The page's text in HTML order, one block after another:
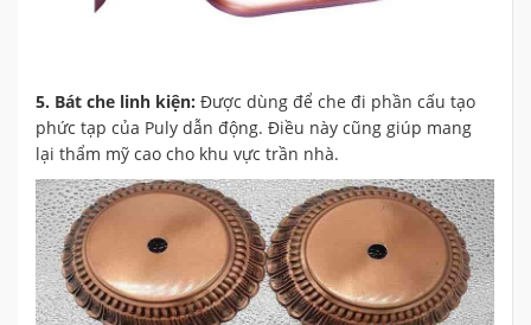
5. Bát che linh kiện: Được dùng để che đi phần cấu tạo
phức tạp của Puly dẫn động. Điều này cũng giúp mang
lại thẩm mỹ cao cho khu vực trần nhà.